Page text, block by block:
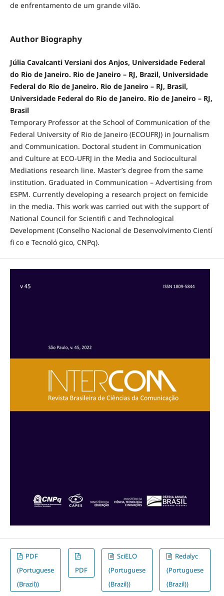
de enfrentamento de um grande vilão.
Author Biography
Júlia Cavalcanti Versiani dos Anjos, Universidade Federal
do Rio de Janeiro. Rio de Janeiro – RJ, Brazil, Universidade
Federal do Rio de Janeiro. Rio de Janeiro – RJ, Brasil,
Universidade Federal do Rio de Janeiro. Rio de Janeiro – RJ,
Brasil
Temporary Professor at the School of Communication of the
Federal University of Rio de Janeiro (ECOUFRJ) in Journalism
and Communication. Doctoral student in Communication
and Culture at ECO-UFRJ in the Media and Sociocultural
Mediations research line. Master’s degree from the same
institution. Graduated in Communication – Advertising from
ESPM. Currently developing a research project on femicide
in the media. This work was carried out with the support of
National Council for Scientifi c and Technological
Development (Conselho Nacional de Desenvolvimento Cientí
fi co e Tecnoló gico, CNPq).
PDF
(Portuguese
(Brazil))
PDF
SciELO
(Portuguese
(Brazil))
Redalyc
(Portuguese
(Brazil))